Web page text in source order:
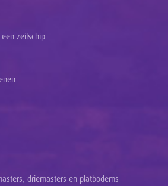
zeilschip
driemasters en platbodems